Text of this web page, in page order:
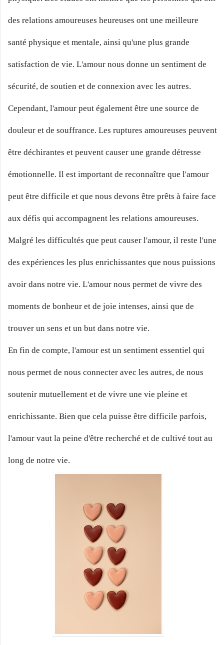
des relations amoureuses heureuses ont une meilleure
santé physique et mentale, ainsi qu'une plus grande
satisfaction de vie. L'amour nous donne un sentiment de
sécurité, de soutien et de connexion avec les autres.
Cependant, l'amour peut également être une source de
douleur et de souffrance. Les ruptures amoureuses peuvent
être déchirantes et peuvent causer une grande détresse
émotionnelle. Il est important de reconnaître que l'amour
peut être difficile et que nous devons être prêts à faire face
aux défis qui accompagnent les relations amoureuses.
Malgré les difficultés que peut causer l'amour, il reste l'une
des expériences les plus enrichissantes que nous puissions
avoir dans notre vie. L'amour nous permet de vivre des
moments de bonheur et de joie intenses, ainsi que de
trouver un sens et un but dans notre vie.
En fin de compte, l'amour est un sentiment essentiel qui
nous permet de nous connecter avec les autres, de nous
soutenir mutuellement et de vivre une vie pleine et
enrichissante. Bien que cela puisse être difficile parfois,
l'amour vaut la peine d'être recherché et de cultivé tout au
long de notre vie.